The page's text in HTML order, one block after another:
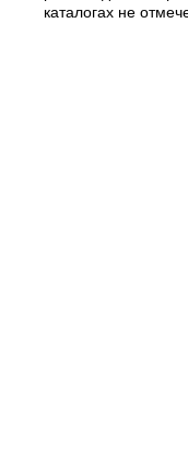
каталогах не